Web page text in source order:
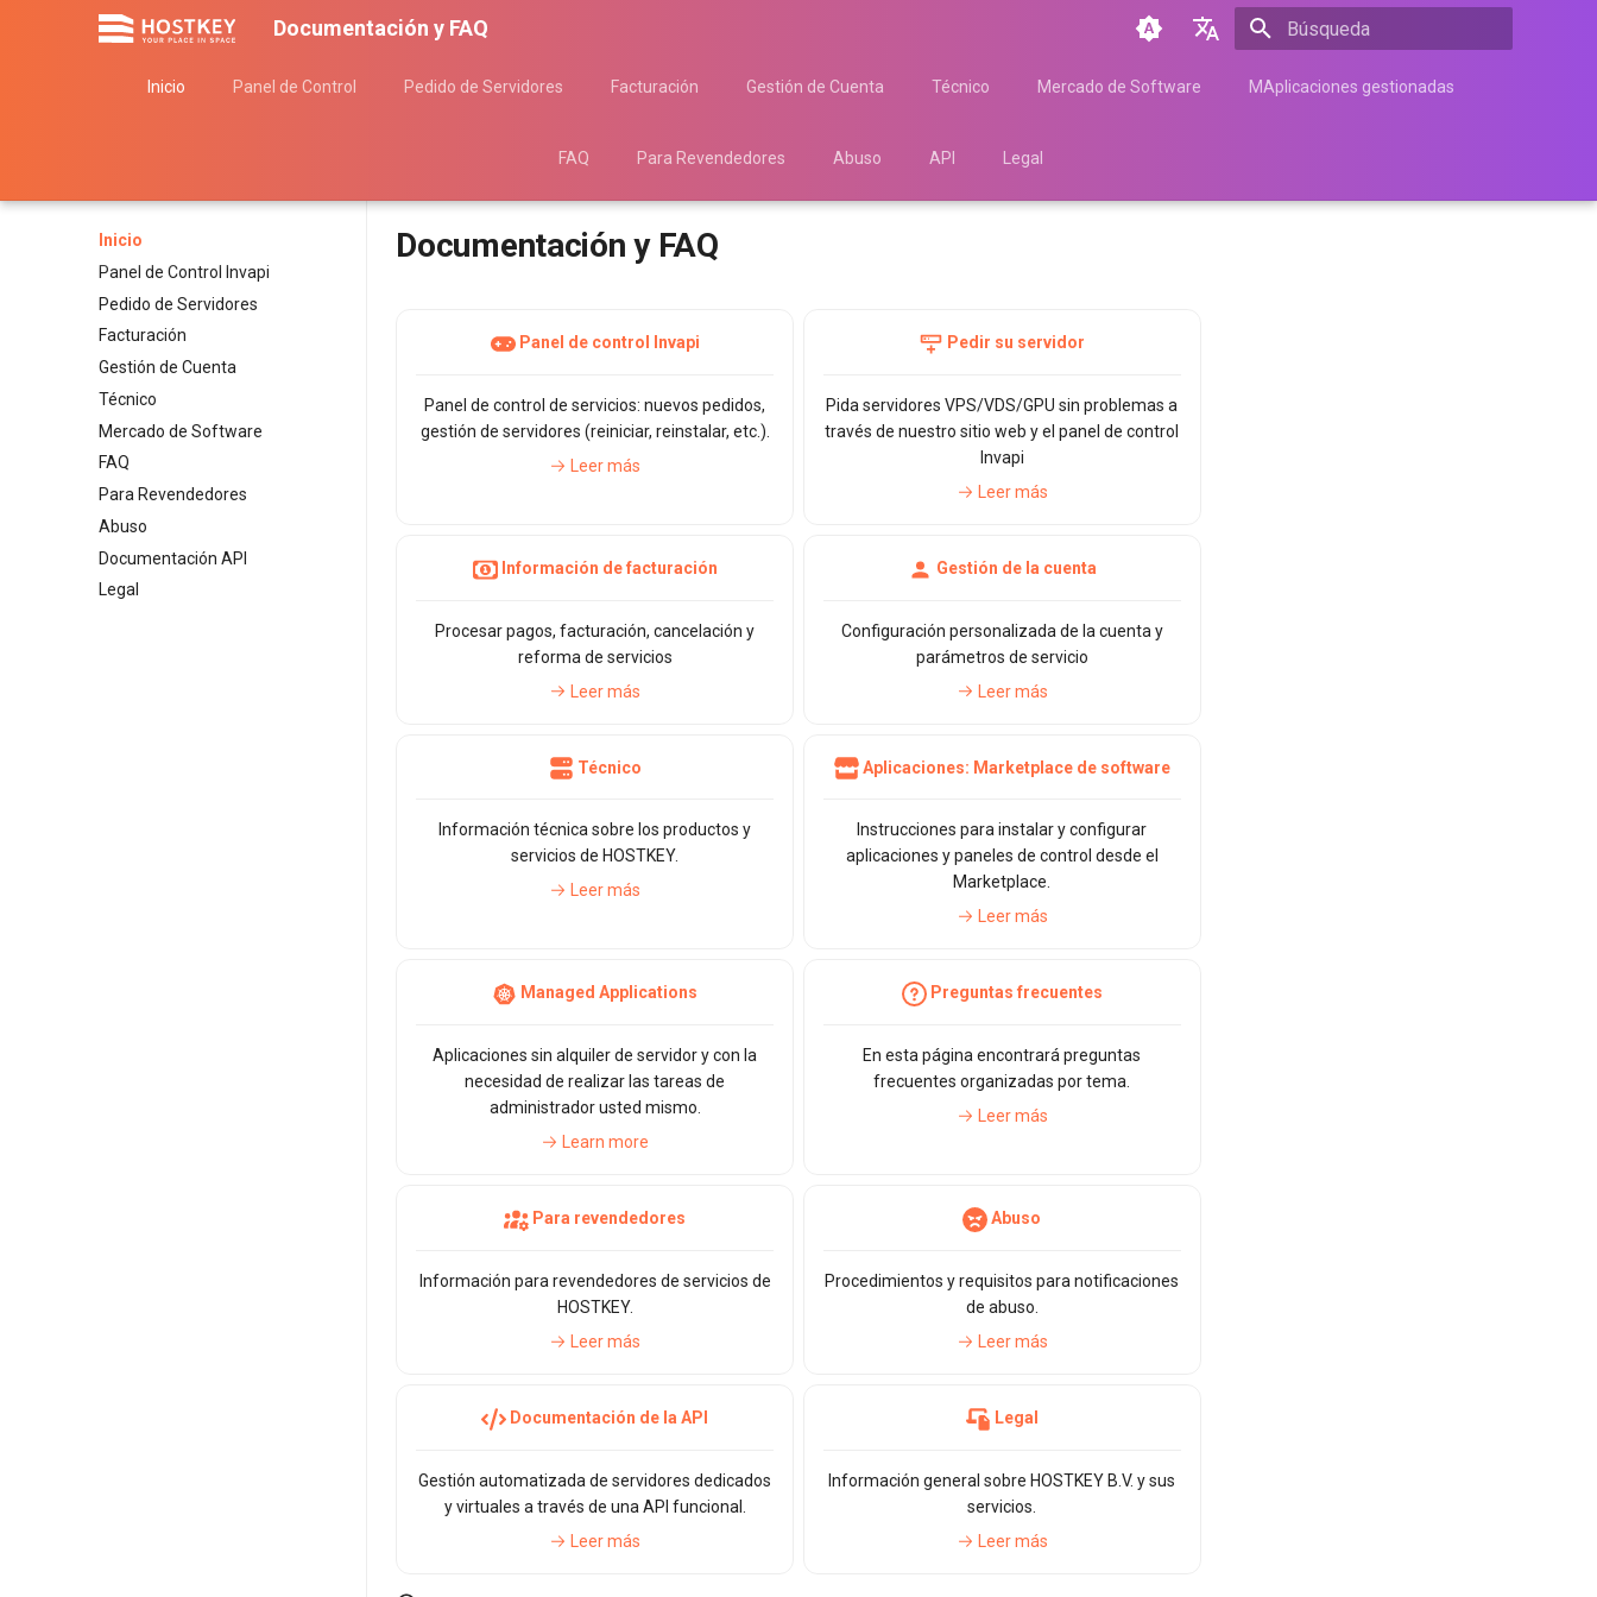
Documentación y FAQ
English
Español
Inicio Panel de Control Pedido de Servidores Facturación Gestión de Cuenta Técnico Mercado de Software MAplicaciones gestionadas
FAQ Para Revendedores Abuso API Legal
Inicio
Panel de Control Invapi
Pedido de Servidores
Facturación
Gestión de Cuenta
Técnico
Mercado de Software
FAQ
Para Revendedores
Abuso
Documentación API
Legal
Documentación y FAQ
Panel de control Invapi
Panel de control de servicios: nuevos pedidos,
gestión de servidores (reiniciar, reinstalar, etc.).
Leer más
Pedir su servidor
Pida servidores VPS/VDS/GPU sin problemas a
través de nuestro sitio web y el panel de control
Invapi
Leer más
Información de facturación
Procesar pagos, facturación, cancelación y
reforma de servicios
Leer más
Gestión de la cuenta
Configuración personalizada de la cuenta y
parámetros de servicio
Leer más
Técnico
Información técnica sobre los productos y
servicios de HOSTKEY.
Leer más
Aplicaciones: Marketplace de software
Instrucciones para instalar y configurar
aplicaciones y paneles de control desde el
Marketplace.
Leer más
Managed Applications
Aplicaciones sin alquiler de servidor y con la
necesidad de realizar las tareas de
administrador usted mismo.
Learn more
Preguntas frecuentes
En esta página encontrará preguntas
frecuentes organizadas por tema.
Leer más
Para revendedores
Información para revendedores de servicios de
HOSTKEY.
Leer más
Abuso
Procedimientos y requisitos para notificaciones
de abuso.
Leer más
Documentación de la API
Gestión automatizada de servidores dedicados
y virtuales a través de una API funcional.
Leer más
Legal
Información general sobre HOSTKEY B.V. y sus
servicios.
Leer más